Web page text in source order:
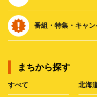
番組・特集・キャ
まちから探す
すべて 北海